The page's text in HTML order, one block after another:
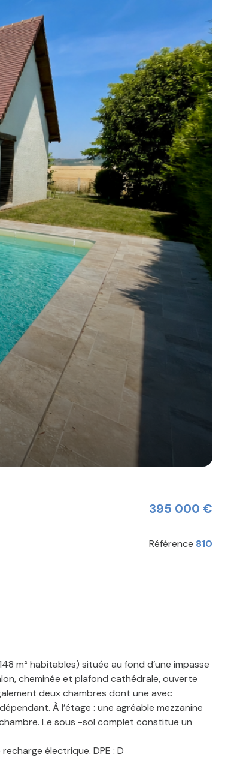
395 000 €
Référence 810
m² habitables) située au fond d’une impasse
cheminée et plafond cathédrale, ouverte
deux chambres dont une avec
À l’étage : une agréable mezzanine
Le sous -sol complet constitue un
électrique. DPE : D